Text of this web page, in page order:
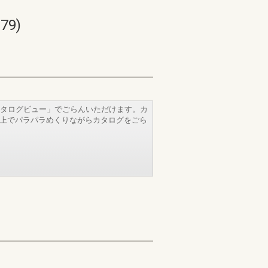
ログビュー」でごらんいただけます。カ
でパラパラめくりながらカタログをごら